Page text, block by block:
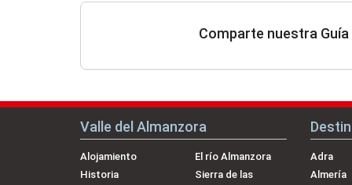
Comparte nuestra
Valle del Almanzora
Alojamiento
Historia
El río Almanzora
Sierra de las
Adra
Almería